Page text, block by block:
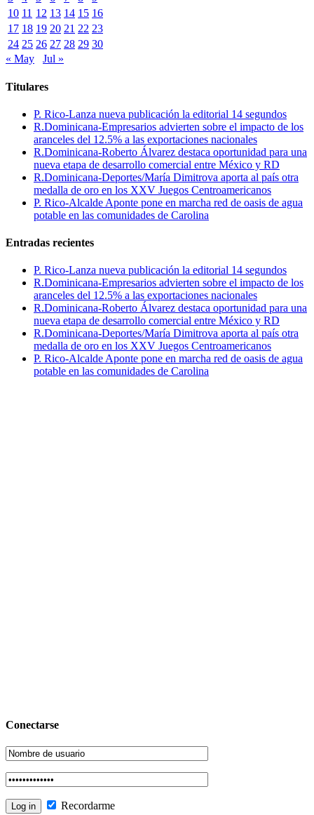
10 11 12 13 14 15 16
17 18 19 20 21 22 23
24 25 26 27 28 29 30
« May
Jul »
Titulares
P. Rico-Lanza nueva publicación la editorial 14 segundos
R.Dominicana-Empresarios advierten sobre el impacto de los
aranceles del 12.5% a las exportaciones nacionales
R.Dominicana-Roberto Álvarez destaca oportunidad para una
nueva etapa de desarrollo comercial entre México y RD
R.Dominicana-Deportes/María Dimitrova aporta al país otra
medalla de oro en los XXV Juegos Centroamericanos
P. Rico-Alcalde Aponte pone en marcha red de oasis de agua
potable en las comunidades de Carolina
Entradas recientes
P. Rico-Lanza nueva publicación la editorial 14 segundos
R.Dominicana-Empresarios advierten sobre el impacto de los
aranceles del 12.5% a las exportaciones nacionales
R.Dominicana-Roberto Álvarez destaca oportunidad para una
nueva etapa de desarrollo comercial entre México y RD
R.Dominicana-Deportes/María Dimitrova aporta al país otra
medalla de oro en los XXV Juegos Centroamericanos
P. Rico-Alcalde Aponte pone en marcha red de oasis de agua
potable en las comunidades de Carolina
Conectarse
Recordarme